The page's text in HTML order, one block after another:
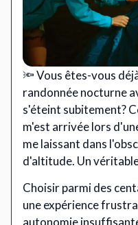
🔦 Vous êtes-vous
randonnée nocturne
s'éteint subitement?
m'est arrivée lors
me laissant dans
d'altitude. Un
Choisir parmi des
une expérience
autonomie